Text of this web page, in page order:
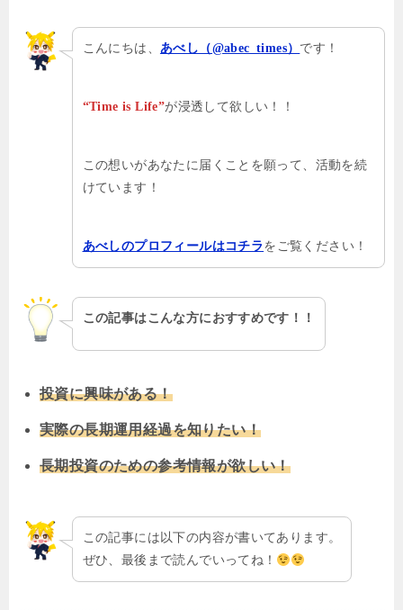
こんにちは、 あべし（@abec_times） です！
“Time is Life”が浸透して欲しい！！
この想いがあなたに届くことを願って、活動を続
けています！
あべしのプロフィールはコチラをご覧ください！
この記事はこんな方におすすめです！！
投資に興味がある！
実際の長期運用経過を知りたい！
長期投資のための参考情報が欲しい！
この記事には以下の内容が書いてあります。
ぜひ、最後まで読んでいってね！